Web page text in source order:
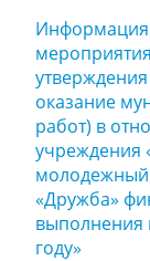
Информация
оказание
работ) в
учреждения
молодежный
«Дружба»
выполнения
году»